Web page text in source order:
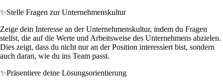
✨Stelle Fragen zur Unternehmenskultur
Zeige dein Interesse an der Unternehmenskultur, indem du Fragen
stellst, die auf die Werte und Arbeitsweise des Unternehmens abzielen.
Dies zeigt, dass du nicht nur an der Position interessiert bist, sondern
auch daran, wie du ins Team passt.
✨Präsentiere deine Lösungsorientierung